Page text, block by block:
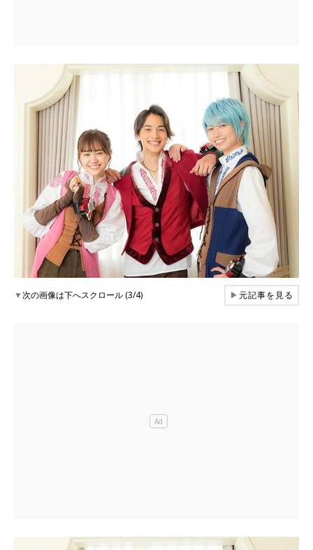
▼次の画像は下へスクロール (3/4) ▶元記事を見る